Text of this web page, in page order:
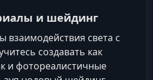
и шейдинг
света с
создавать как
и фотореалистичные